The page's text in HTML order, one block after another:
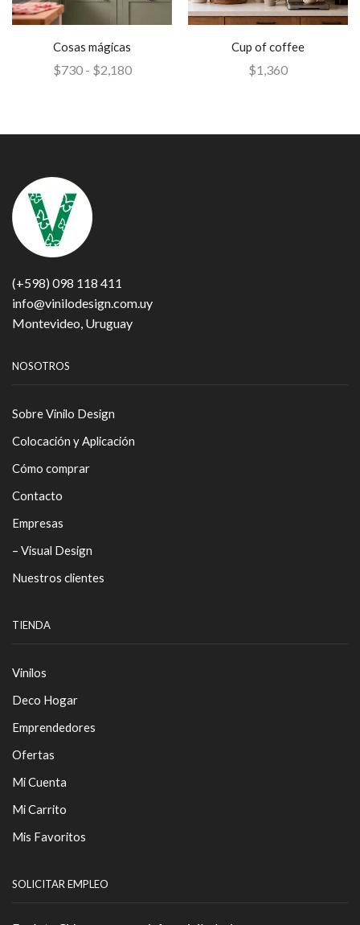
Cosas mágicas
$730 - $2,180
Cup of coffee
$1,360
(+598) 098 118 411
info@vinilodesign.com.uy
Montevideo, Uruguay
NOSOTROS
Sobre Vinilo Design
Colocación y Aplicación
Cómo comprar
Contacto
Empresas
– Visual Design
Nuestros clientes
TIENDA
Vinilos
Deco Hogar
Emprendedores
Ofertas
Mi Cuenta
Mi Carrito
Mis Favoritos
SOLICITAR EMPLEO